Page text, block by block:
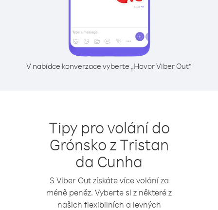
V nabídce konverzace vyberte „Hovor Viber Out“
Tipy pro volání do
Grónsko z Tristan
da Cunha
S Viber Out získáte více volání za
méně peněz. Vyberte si z některé z
našich flexibilních a levných